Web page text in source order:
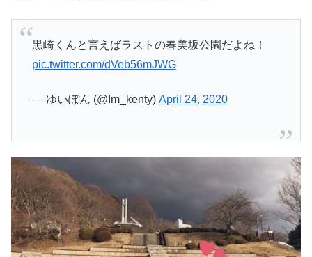
黒崎くんと言えばラストの春美坂公園だよね！
pic.twitter.com/dVeb56mJWG
— ゆいぽん (@Im_kenty) April 24, 2020